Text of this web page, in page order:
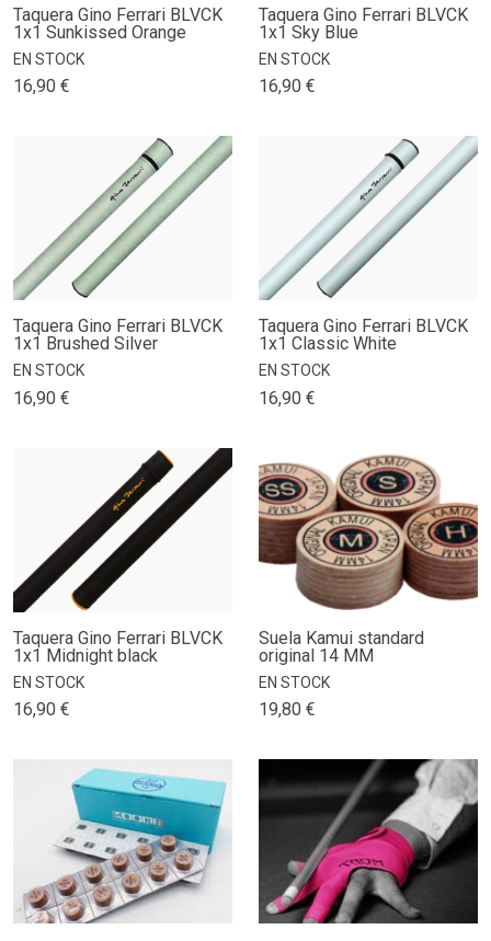
Taquera Gino Ferrari BLVCK
1x1 Sunkissed Orange
EN STOCK
16,90 €
Taquera Gino Ferrari BLVCK
1x1 Sky Blue
EN STOCK
16,90 €
Taquera Gino Ferrari BLVCK
1x1 Brushed Silver
EN STOCK
16,90 €
Taquera Gino Ferrari BLVCK
1x1 Classic White
EN STOCK
16,90 €
Taquera Gino Ferrari BLVCK
1x1 Midnight black
EN STOCK
16,90 €
Suela Kamui standard
original 14 MM
EN STOCK
19,80 €